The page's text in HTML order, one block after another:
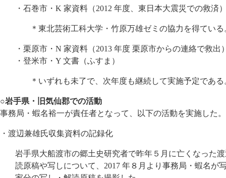
・石巻市・K 家資料（2012 年度、東日本大震災での救済
＊東北芸術工科大学・竹原万雄ゼミの協力を得ている
・栗原市・N 家資料（2013 年度 栗原市からの連絡で救出
・登米市・Y 文書（ふすま）
＊いずれも未了で、次年度も継続して実施予定である
○岩手県・旧気仙郡での活動
事務局・蝦名裕一が責任者となって、以下の活動を実施した。
・渡辺兼雄氏収集資料の記録化
岩手県大船渡市の郷土史研究者で昨年５月に亡くなった
読原稿や写しについて、2017 年８月より事務局・蝦名が